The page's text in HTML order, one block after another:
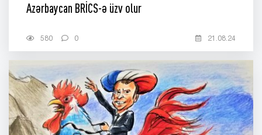
Azərbaycan BRİCS-ə üzv olur
580 0 21.08.24